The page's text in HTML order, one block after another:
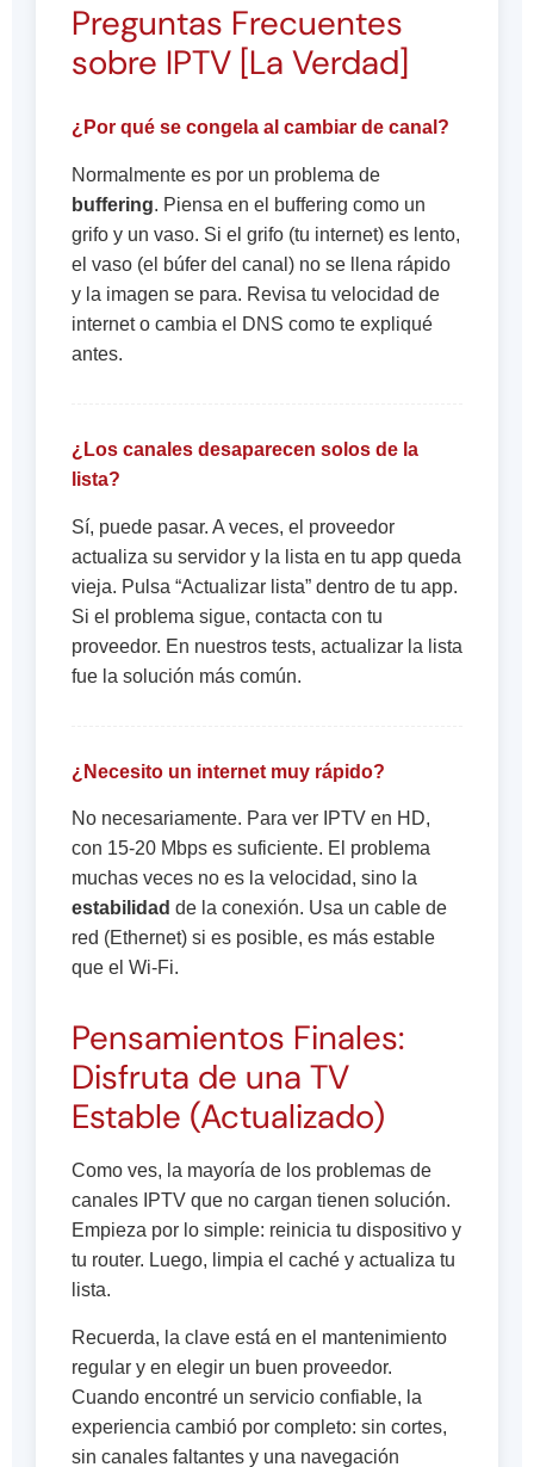
Preguntas Frecuentes
sobre IPTV [La Verdad]
¿Por qué se congela al cambiar de canal?
Normalmente es por un problema de
buffering. Piensa en el buffering como un
grifo y un vaso. Si el grifo (tu internet) es lento,
el vaso (el búfer del canal) no se llena rápido
y la imagen se para. Revisa tu velocidad de
internet o cambia el DNS como te expliqué
antes.
¿Los canales desaparecen solos de la
lista?
Sí, puede pasar. A veces, el proveedor
actualiza su servidor y la lista en tu app queda
vieja. Pulsa “Actualizar lista” dentro de tu app.
Si el problema sigue, contacta con tu
proveedor. En nuestros tests, actualizar la lista
fue la solución más común.
¿Necesito un internet muy rápido?
No necesariamente. Para ver IPTV en HD,
con 15-20 Mbps es suficiente. El problema
muchas veces no es la velocidad, sino la
estabilidad de la conexión. Usa un cable de
red (Ethernet) si es posible, es más estable
que el Wi-Fi.
Pensamientos Finales:
Disfruta de una TV
Estable (Actualizado)
Como ves, la mayoría de los problemas de
canales IPTV que no cargan tienen solución.
Empieza por lo simple: reinicia tu dispositivo y
tu router. Luego, limpia el caché y actualiza tu
lista.
Recuerda, la clave está en el mantenimiento
regular y en elegir un buen proveedor.
Cuando encontré un servicio confiable, la
experiencia cambió por completo: sin cortes,
sin canales faltantes y una navegación